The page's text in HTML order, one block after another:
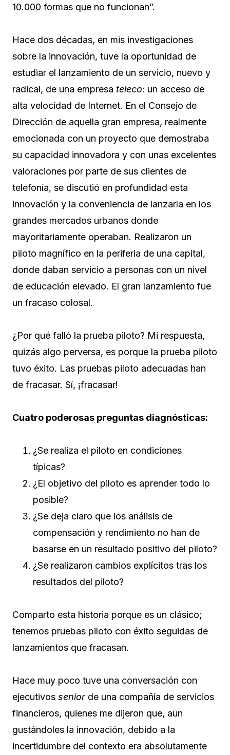
10.000 formas que no funcionan”.
Hace dos décadas, en mis investigaciones
sobre la innovación, tuve la oportunidad de
estudiar el lanzamiento de un servicio, nuevo y
radical, de una empresa teleco: un acceso de
alta velocidad de Internet. En el Consejo de
Dirección de aquella gran empresa, realmente
emocionada con un proyecto que demostraba
su capacidad innovadora y con unas excelentes
valoraciones por parte de sus clientes de
telefonía, se discutió en profundidad esta
innovación y la conveniencia de lanzarla en los
grandes mercados urbanos donde
mayoritariamente operaban. Realizaron un
piloto magnífico en la periferia de una capital,
donde daban servicio a personas con un nivel
de educación elevado. El gran lanzamiento fue
un fracaso colosal.
¿Por qué falló la prueba piloto? Mi respuesta,
quizás algo perversa, es porque la prueba piloto
tuvo éxito. Las pruebas piloto adecuadas han
de fracasar. Sí, ¡fracasar!
Cuatro poderosas preguntas diagnósticas:
¿Se realiza el piloto en condiciones
típicas?
¿El objetivo del piloto es aprender todo lo
posible?
¿Se deja claro que los análisis de
compensación y rendimiento no han de
basarse en un resultado positivo del piloto?
¿Se realizaron cambios explícitos tras los
resultados del piloto?
Comparto esta historia porque es un clásico;
tenemos pruebas piloto con éxito seguidas de
lanzamientos que fracasan.
Hace muy poco tuve una conversación con
ejecutivos seniorde una compañía de servicios
financieros, quienes me dijeron que, aun
gustándoles la innovación, debido a la
incertidumbre del contexto era absolutamente